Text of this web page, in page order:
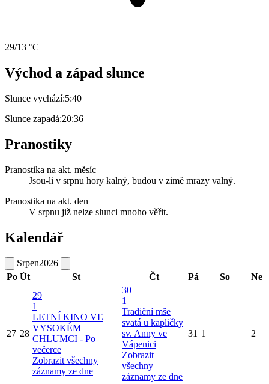
29/13 °C
Východ a západ slunce
Slunce vychází:5:40
Slunce zapadá:20:36
Pranostiky
Pranostika na akt. měsíc
Jsou-li v srpnu hory kalný, budou v zimě mrazy valný.
Pranostika na akt. den
V srpnu již nelze slunci mnoho věřit.
Kalendář
Srpen2026
Po Út St Čt Pá So Ne
27 28
29
1
LETNÍ KINO VE
VYSOKÉM
CHLUMCI - Po
večerce
Zobrazit všechny
záznamy ze dne
30
1
Tradiční mše
svatá u kapličky
sv. Anny ve
Vápenici
Zobrazit
všechny
záznamy ze dne
31 1 2